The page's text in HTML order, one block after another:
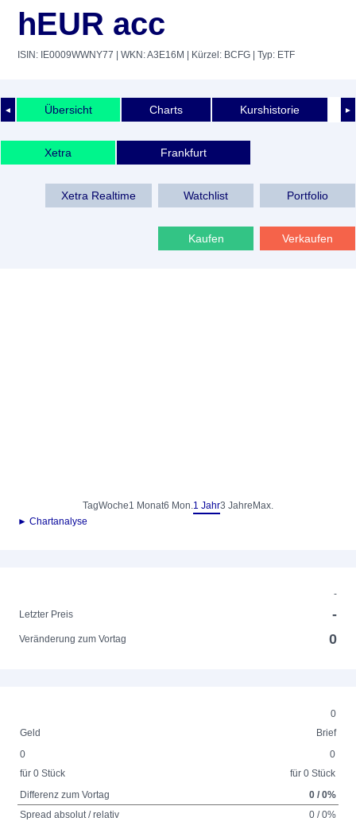
hEUR acc
ISIN: IE0009WWNY77 | WKN: A3E16M | Kürzel: BCFG | Typ: ETF
◄ ►
Übersicht Charts Kurshistorie
Xetra Frankfurt
Xetra Realtime Watchlist Portfolio
Kaufen Verkaufen
TagWoche1 Monat6 Mon.1 Jahr3 Jahre Max.
► Chartanalyse
-
Letzter Preis
-
Veränderung zum Vortag 0
0
Geld
Brief
0
für 0 Stück
0
für 0 Stück
Differenz zum Vortag
0 / 0%
Spread absolut / relativ
0 / 0%